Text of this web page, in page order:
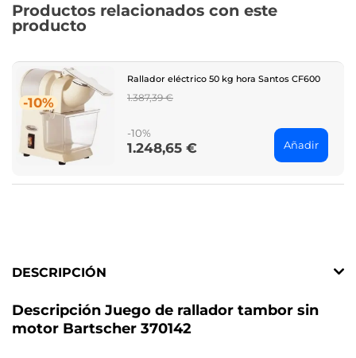
Productos relacionados con este
producto
-10%
Rallador eléctrico 50 kg hora Santos CF600
Regular
1.387,39 €
-10%
Price
1.248,65 € Añadir
DESCRIPCIÓN
Descripción Juego de rallador tambor sin
motor Bartscher 370142